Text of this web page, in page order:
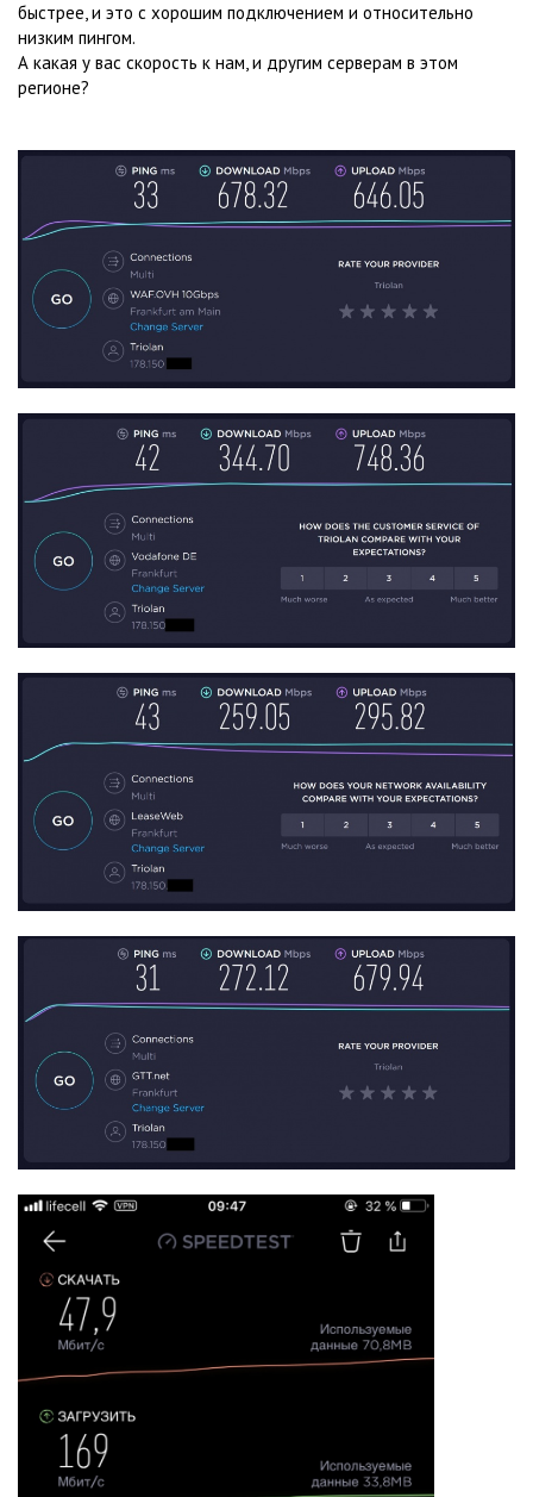
быстрее, и это с хорошим подключением и относительно
низким пингом.
А какая у вас скорость к нам, и другим серверам в этом
регионе?